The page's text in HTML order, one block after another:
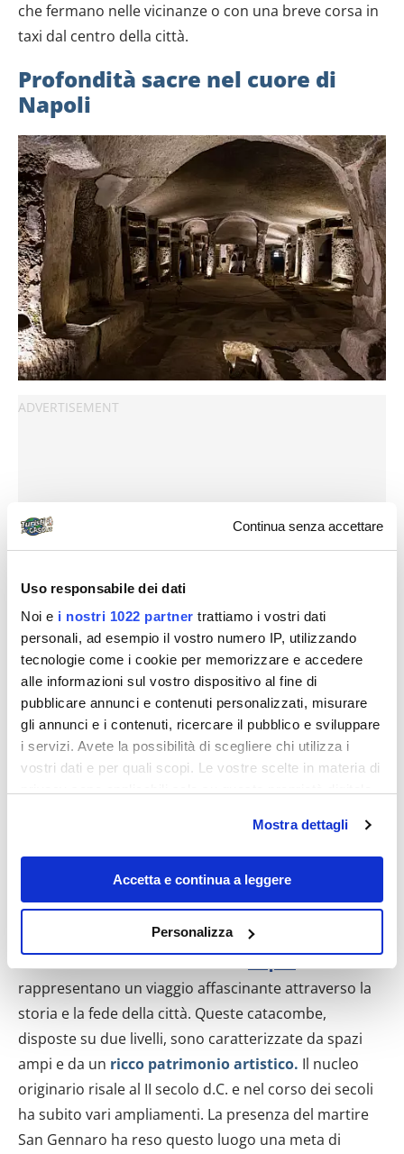
Continua senza accettare
Uso responsabile dei dati
Noi e i nostri 1022 partner trattiamo i vostri dati
personali, ad esempio il vostro numero IP, utilizzando
tecnologie come i cookie per memorizzare e accedere
alle informazioni sul vostro dispositivo al fine di
pubblicare annunci e contenuti personalizzati, misurare
gli annunci e i contenuti, ricercare il pubblico e sviluppare
i servizi. Avete la possibilità di scegliere chi utilizza i
vostri dati e per quali scopi. Le vostre scelte in materia di
modificare o revocare il proprio consenso in qualsiasi
momento dalla Dichiarazione sui cookie o facendo clic
sull'icona di attivazione della privacy.
raccogliere informazioni sulla tua posizione
geografica, con un'approssimazione di qualche
metro,
Identificare il tuo dispositivo, scansionandolo
attivamente alla ricerca di caratteristiche specifiche
Approfondisci come vengono elaborati i tuoi dati personali
e imposta le tue preferenze nella sezione dettagli. Puoi
modificare o ritirare il tuo consenso in qualsiasi momento
dalla Dichiarazione sui cookie.
Mostra dettagli
Accetta e continua a leggere
Personalizza
che fermano nelle vicinanze o con una breve corsa in
taxi dal centro della città.
Profondità sacre nel cuore di
Napoli
rappresentano un viaggio affascinante attraverso la
storia e la fede della città. Queste catacombe,
disposte su due livelli, sono caratterizzate da spazi
ampi e da un ricco patrimonio artistico. Il nucleo
originario risale al II secolo d.C. e nel corso dei secoli
ha subito vari ampliamenti. La presenza del martire
San Gennaro ha reso questo luogo una meta di